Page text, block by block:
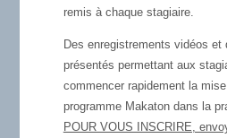
remis à chaque stagiaire.
Des enregistrements vidéos
présentés permettant aux
commencer rapidement la
programme Makaton dans la
POUR VOUS INSCRIRE,